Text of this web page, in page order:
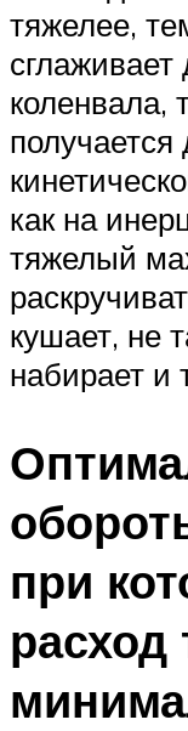
тяжелее,
коленвала,
получается
как на
тяжелый
кушает, не
набирает и
при
расход